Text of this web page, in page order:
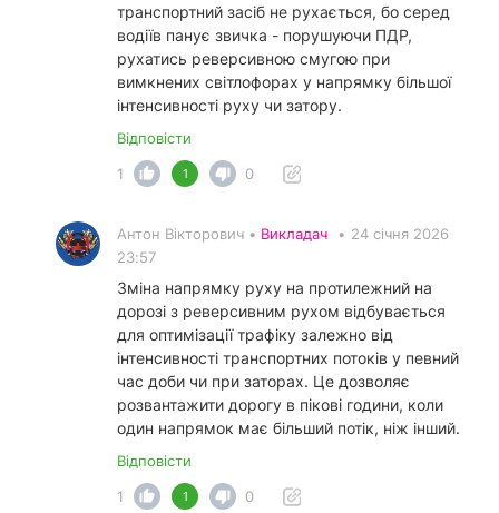
транспортний засіб не рухається, бо серед
водіїв панує звичка - порушуючи ПДР,
рухатись реверсивною смугою при
вимкнених світлофорах у напрямку більшої
інтенсивності руху чи затору.
Відповісти
1
1 0
Антон Вікторович • Викладач • 24 січня 2026
23:57
Зміна напрямку руху на протилежний на
дорозі з реверсивним рухом відбувається
для оптимізації трафіку залежно від
інтенсивності транспортних потоків у певний
час доби чи при заторах. Це дозволяє
розвантажити дорогу в пікові години, коли
один напрямок має більший потік, ніж інший.
Відповісти
1
1 0